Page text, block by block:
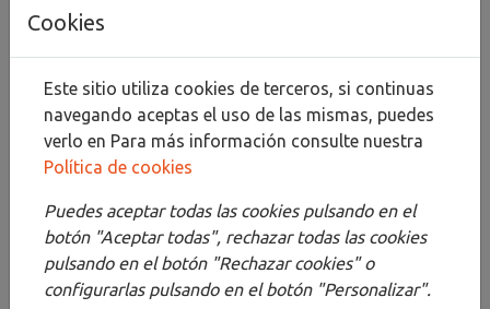
Detalles
Adjuntos
Cookies
Este sitio utiliza cookies de terceros, si continuas
navegando aceptas el uso de las mismas, puedes
verlo en Para más información consulte nuestra
Política de cookies
Puedes aceptar todas las cookies pulsando en el
botón "Aceptar todas", rechazar todas las cookies
pulsando en el botón "Rechazar cookies" o
configurarlas pulsando en el botón "Personalizar".